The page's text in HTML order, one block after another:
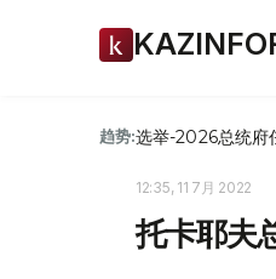
趋势:选举-2026总统府
12:35, 11 7月 2022
托卡耶夫